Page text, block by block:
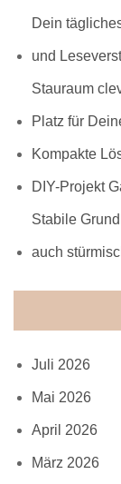
Dein
und
Stauraum
Platz für
Kompakte
DIY-Projekt
Stabile
auch
Juli 2026
Mai 2026
April 2026
März 2026